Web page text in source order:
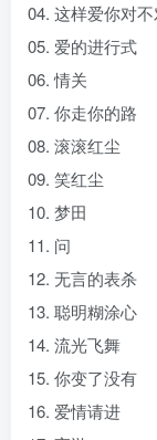
04. 这样爱你对
05. 爱的进行式
06. 情关
07. 你走你的路
08. 滚滚红尘
09. 笑红尘
10. 梦田
11. 问
12. 无言的表杀
13. 聪明糊涂心
14. 流光飞舞
15. 你变了没有
16. 爱情请进